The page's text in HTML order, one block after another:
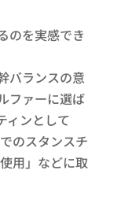
のを実感でき
バランスの意
ファーに選ば
ィンとして
のスタンスチ
用」などに取